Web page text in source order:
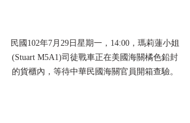
民國102年7月29日星期一，14:00，瑪莉蓮小姐
(Stuart M5A1)司徒戰車正在美國海關橘色鉛封
的貨櫃內，等待中華民國海關官員開箱查驗。